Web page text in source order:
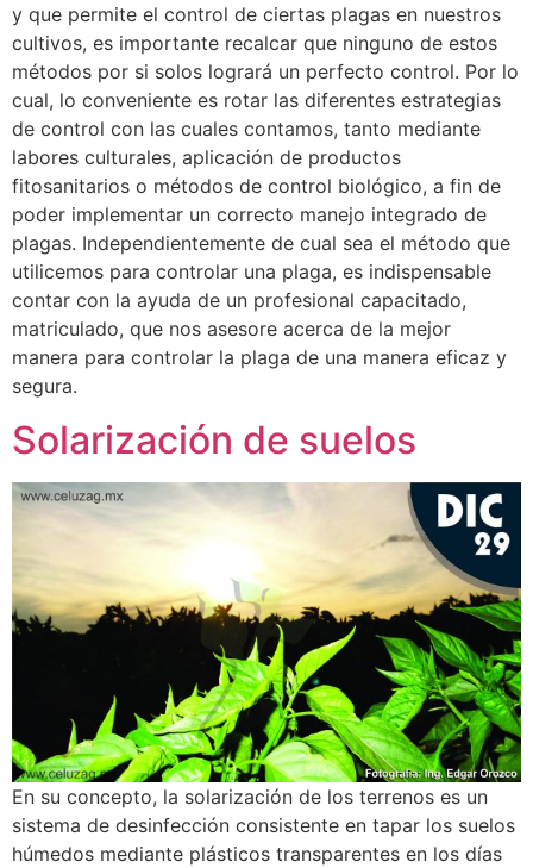
y que permite el control de ciertas plagas en nuestros
cultivos, es importante recalcar que ninguno de estos
métodos por si solos logrará un perfecto control. Por lo
cual, lo conveniente es rotar las diferentes estrategias
de control con las cuales contamos, tanto mediante
labores culturales, aplicación de productos
fitosanitarios o métodos de control biológico, a fin de
poder implementar un correcto manejo integrado de
plagas. Independientemente de cual sea el método que
utilicemos para controlar una plaga, es indispensable
contar con la ayuda de un profesional capacitado,
matriculado, que nos asesore acerca de la mejor
manera para controlar la plaga de una manera eficaz y
segura.
Solarización de suelos
En su concepto, la solarización de los terrenos es un
sistema de desinfección consistente en tapar los suelos
húmedos mediante plásticos transparentes en los días